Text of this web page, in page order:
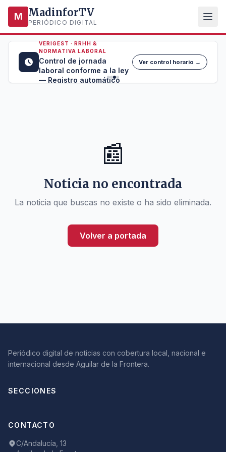
M MadinforTV
PERIÓDICO DIGITAL
VERIGEST · RRHH &
NORMATIVA LABORAL
Control de jornada
laboral conforme a la ley
— Registro automático
Ver control horario →
📰
Noticia no encontrada
La noticia que buscas no existe o ha sido eliminada.
Volver a portada
Periódico digital de noticias con cobertura local, nacional e
internacional desde Aguilar de la Frontera.
SECCIONES
CONTACTO
C/Andalucía, 13